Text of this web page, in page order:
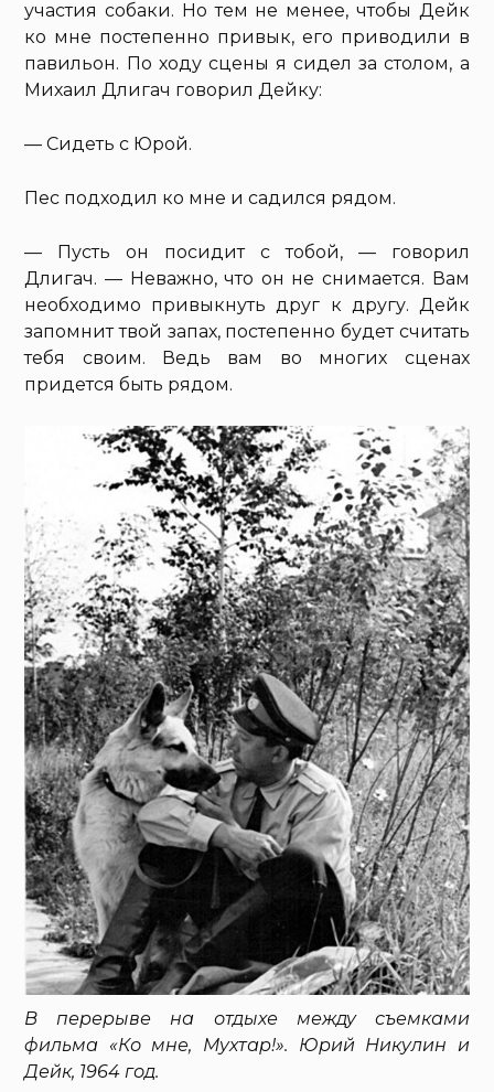
участия собаки. Но тем не менее, чтобы Дейк
ко мне постепенно привык, его приводили в
павильон. По ходу сцены я сидел за столом, а
Михаил Длигач говорил Дейку:
— Сидеть с Юрой.
Пес подходил ко мне и садился рядом.
— Пусть он посидит с тобой, — говорил
Длигач. — Неважно, что он не снимается. Вам
необходимо привыкнуть друг к другу. Дейк
запомнит твой запах, постепенно будет считать
тебя своим. Ведь вам во многих сценах
придется быть рядом.
В перерыве на отдыхе между съемками
фильма «Ко мне, Мухтар!». Юрий Никулин и
Дейк, 1964 год.